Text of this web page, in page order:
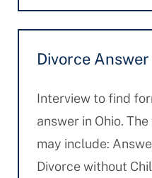
Divorce
Interview to find
answer in Ohio.
may include:
Divorce without